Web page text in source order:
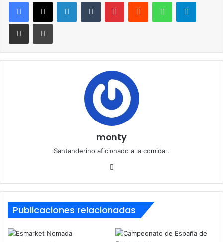
Compartir por correo electrónicoImprimir
monty
Santanderino aficionado a la comida..
Publicaciones relacionadas